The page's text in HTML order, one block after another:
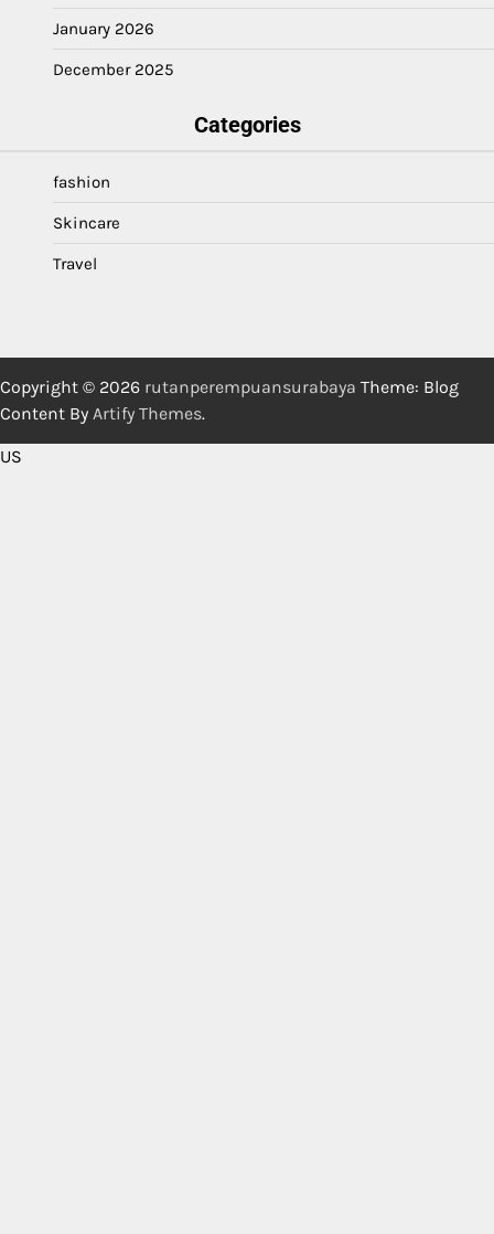
January 2026
December 2025
Categories
fashion
Skincare
Travel
Copyright © 2026 rutanperempuansurabaya Theme: Blog
Content By Artify Themes.
US